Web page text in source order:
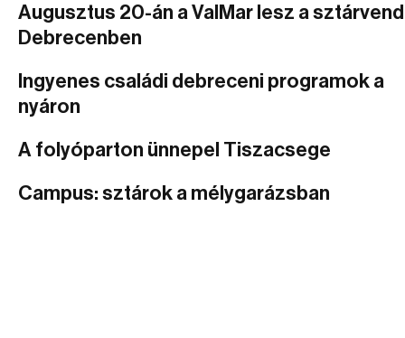
Augusztus 20-án a ValMar lesz a
Debrecenben
Ingyenes családi debreceni programok a
nyáron
A folyóparton ünnepel Tiszacsege
Campus: sztárok a mélygarázsban